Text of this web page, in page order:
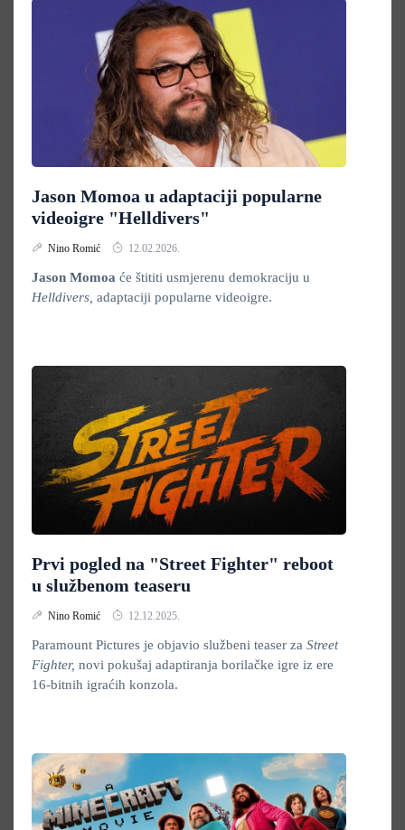
Jason Momoa u adaptaciji popularne
videoigre "Helldivers"
Nino Romić 12.02.2026.
Jason Momoa će štititi usmjerenu demokraciju u
Helldivers, adaptaciji popularne videoigre.
Prvi pogled na "Street Fighter" reboot
u službenom teaseru
Nino Romić 12.12.2025.
Paramount Pictures je objavio službeni teaser za Street
Fighter, novi pokušaj adaptiranja borilačke igre iz ere
16-bitnih igraćih konzola.